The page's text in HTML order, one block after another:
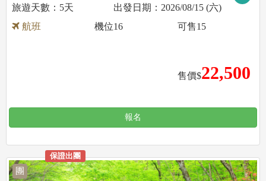
5天
2026/08/15 (六)
航班
售價$22,500
機位16 可售15
報名
團
保證出團